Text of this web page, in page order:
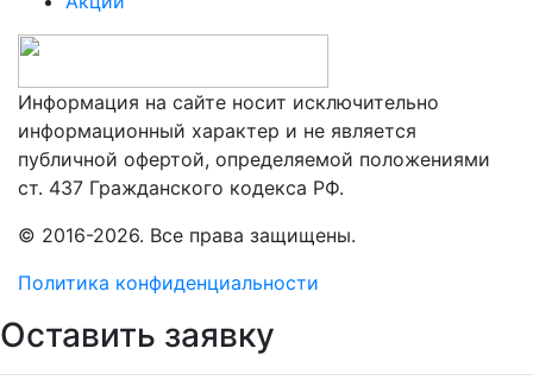
Информация на сайте носит исключительно
информационный характер и не является
публичной офертой, определяемой положениями
ст. 437 Гражданского кодекса РФ.
© 2016-2026. Все права защищены.
Политика конфиденциальности
Оставить заявку